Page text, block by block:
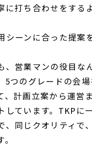
に打ち合わせをする
シーンに合った提案
、営業マンの役目な
5つのグレードの会
、計画立案から運営
しています。TKPに
、同じクオリティで